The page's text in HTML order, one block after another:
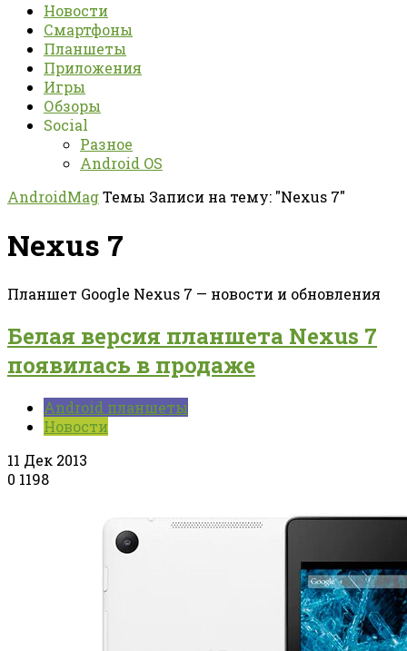
Новости
Смартфоны
Планшеты
Приложения
Игры
Обзоры
Social
Разное
Android OS
AndroidMagТемы Записи на тему: "Nexus 7"
Nexus 7
Планшет Google Nexus 7 — новости и обновления
Белая версия планшета Nexus 7
появилась в продаже
Android планшеты
Новости
11 Дек 2013
0 1198